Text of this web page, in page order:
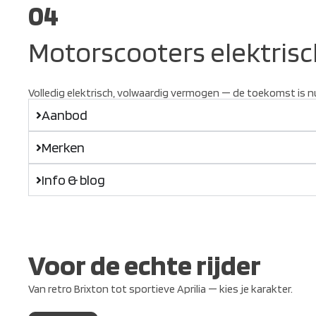
04
Motorscooters
Volledig elektrisch, volwaardig vermogen — de toekomst is
Aanbod
Merken
Info & blog
Voor de echte rijder
Van retro Brixton tot sportieve Aprilia — kies je karakter.